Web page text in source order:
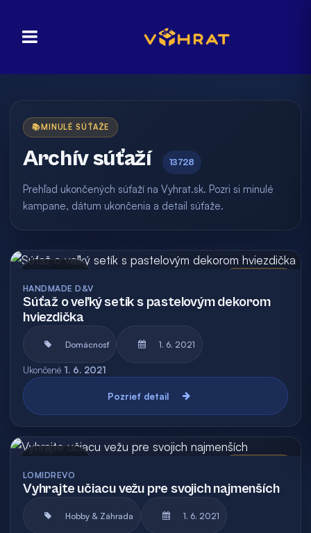
📚 MINULÉ SÚŤAŽE
Archív súťaží 13728
Prehľad ukončených súťaží na Vyhrat.sk. Pozri si minulé
kampane, dátum ukončenia a detail súťaže.
HANDMADE D&V
Súťaž o veľký setík s pastelovým dekorom
hviezdička
Domácnosť 1. 6. 2021
Ukončené 1. 6. 2021
Pozrieť detail
LOMIDREVO
Vyhrajte učiacu vežu pre svojich najmenších
Hobby & Záhrada 1. 6. 2021